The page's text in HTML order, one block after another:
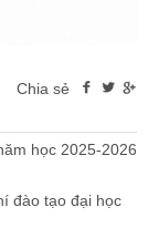
Chia sẻ
học 2025-2026
đào tạo đại học